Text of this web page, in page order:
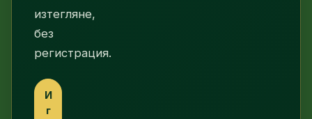
изтегляне,
без
регистрация.
И
г